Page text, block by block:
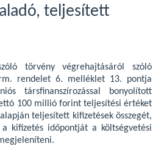
teljesített
törvény végrehajtásáról szóló
rendelet 6. melléklet 13. pontja
társfinanszírozással bonyolított
100 millió forint teljesítési értéket
teljesített kifizetések összegét,
kifizetés időpontját a költségvetési